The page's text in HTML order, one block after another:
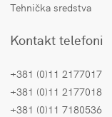
Tehnička sredstva
Kontakt telefoni
+381 (0)11 2177017
+381 (0)11 2177018
+381 (0)11 7180536